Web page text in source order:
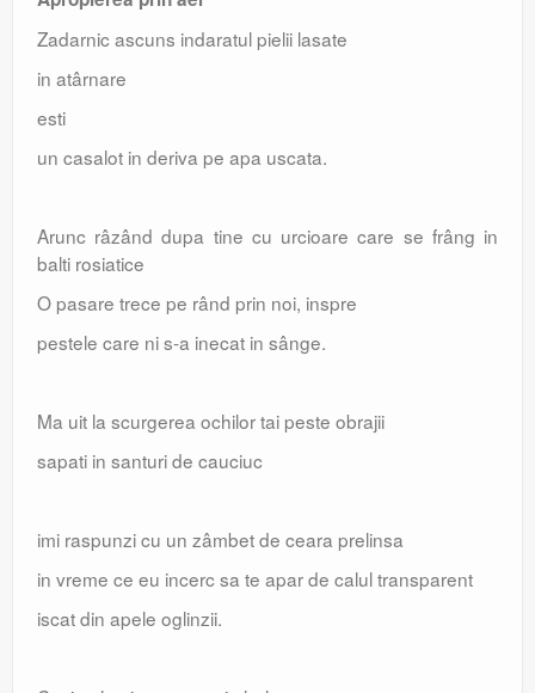
Zadarnic ascuns indaratul pielii lasate
in atârnare
esti
un casalot in deriva pe apa uscata.
Arunc râzând dupa tine cu urcioare care se frâng in
balti rosiatice
O pasare trece pe rând prin noi, inspre
pestele care ni s-a inecat in sânge.
Ma uit la scurgerea ochilor tai peste obrajii
sapati in santuri de cauciuc
imi raspunzi cu un zâmbet de ceara prelinsa
in vreme ce eu incerc sa te apar de calul transparent
iscat din apele oglinzii.